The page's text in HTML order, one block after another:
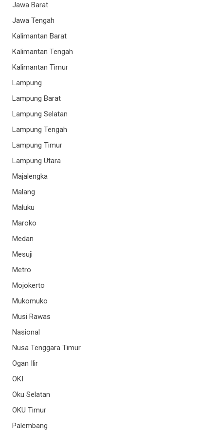
Jawa Barat
Jawa Tengah
Kalimantan Barat
Kalimantan Tengah
Kalimantan Timur
Lampung
Lampung Barat
Lampung Selatan
Lampung Tengah
Lampung Timur
Lampung Utara
Majalengka
Malang
Maluku
Maroko
Medan
Mesuji
Metro
Mojokerto
Mukomuko
Musi Rawas
Nasional
Nusa Tenggara Timur
Ogan Ilir
OKI
Oku Selatan
OKU Timur
Palembang